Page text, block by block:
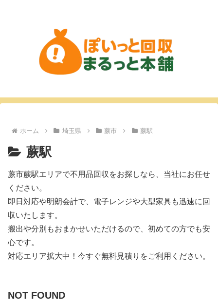
ホーム 埼玉県 蕨市 蕨駅
蕨駅
蕨市蕨駅エリアで不用品回収をお探しなら、当社にお任せ
ください。
即日対応や明朗会計で、電子レンジや大型家具も迅速に回
収いたします。
搬出や分別もおまかせいただけるので、初めての方でも安
心です。
対応エリア拡大中！今すぐ無料見積りをご利用ください。
NOT FOUND